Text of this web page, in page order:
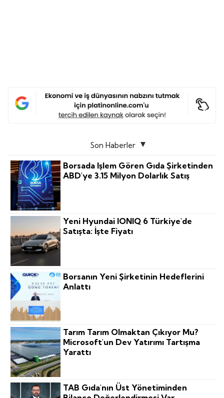
Son Haberler
Borsada Işlem Gören Gıda Şirketinden
ABD'ye 3.15 Milyon Dolarlık Satış
Yeni Hyundai IONIQ 6 Türkiye'de
Satışta: İşte Fiyatı
Borsanın Yeni Şirketinin Hedeflerini
Anlattı
Tarım Tarım Olmaktan Çıkıyor Mu?
Microsoft'un Dev Yatırımı Tartışma
Yarattı
TAB Gıda'nın Üst Yönetiminden